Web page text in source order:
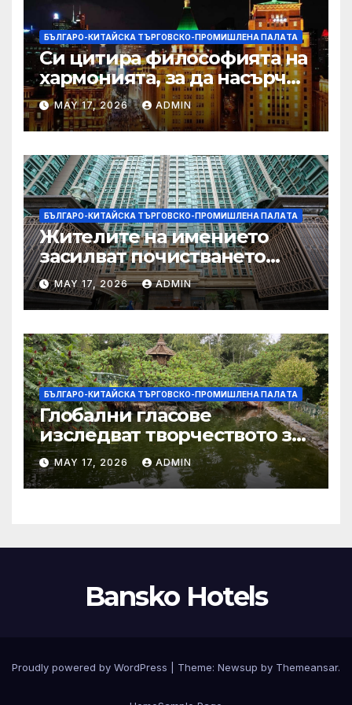
БЪЛГАРО-КИТАЙСКА ТЪРГОВСКО-ПРОМИШЛЕНА ПАЛAТА
Си цитира философията на
хармонията, за да насърчи
съжителството между
Китай и САЩ
MAY 17, 2026 ADMIN
БЪЛГАРО-КИТАЙСКА ТЪРГОВСКО-ПРОМИШЛЕНА ПАЛAТА
Жителите на имението
засилват почистването
след първия случай на
хепатит на плъхове в града
тази година
MAY 17, 2026 ADMIN
БЪЛГАРО-КИТАЙСКА ТЪРГОВСКО-ПРОМИШЛЕНА ПАЛAТА
Глобални гласове
изследват творчеството за
устойчиви градове в Wuxi
MAY 17, 2026 ADMIN
Bansko Hotels
Proudly powered by WordPress Theme: Newsup by Themeansar.